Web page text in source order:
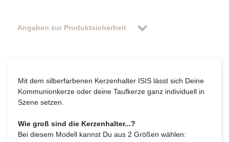
Angaben zur Produktsicherheit
Mit dem silberfarbenen Kerzenhalter ISIS lässt sich Deine
Kommunionkerze oder deine Taufkerze ganz individuell in
Szene setzen.
Wie groß sind die Kerzenhalter...?
Bei diesem Modell kannst Du aus 2 Größen wählen: